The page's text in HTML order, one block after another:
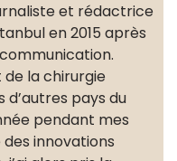
et rédactrice
en 2015 après
de la chirurgie
d’autres pays du
pendant mes
innovations